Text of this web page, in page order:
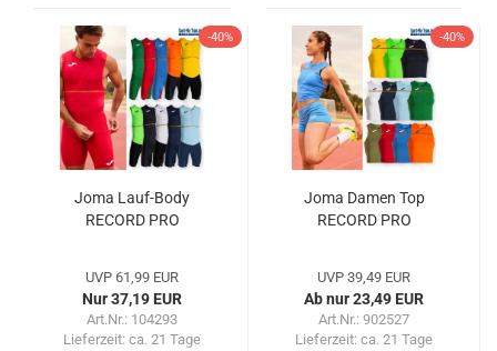
-40%
Joma Lauf-Body
RECORD PRO
UVP 61,99 EUR
Nur 37,19 EUR
Art.Nr.: 104293
Lieferzeit: ca. 21 Tage
-40%
Joma Damen Top
RECORD PRO
UVP 39,49 EUR
Ab nur 23,49 EUR
Art.Nr.: 902527
Lieferzeit: ca. 21 Tage